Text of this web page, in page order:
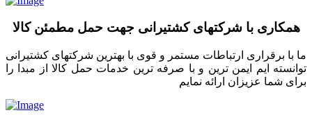
همکاری با شرکتهای کشتیرانی جهت حمل مطمئن کالا
ما با برقراری ارتباطات مستمر و قوی با بهترین شرکتهای کشتیرانی
توانسته ایم ایمن ترین و با صرفه ترین خدمات حمل کالا از مبدا را
برای شما عزیزان ارائه نمایم